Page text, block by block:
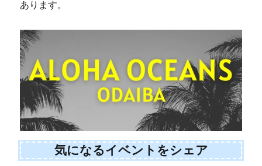
あります。
気になるイベントをシェア